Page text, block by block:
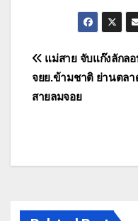
แนะแนว
เรื่อง
แม่สาย จับแก๊งลักล
จยย.ข้ามชาติ ย่านตลา
สายลมจอย